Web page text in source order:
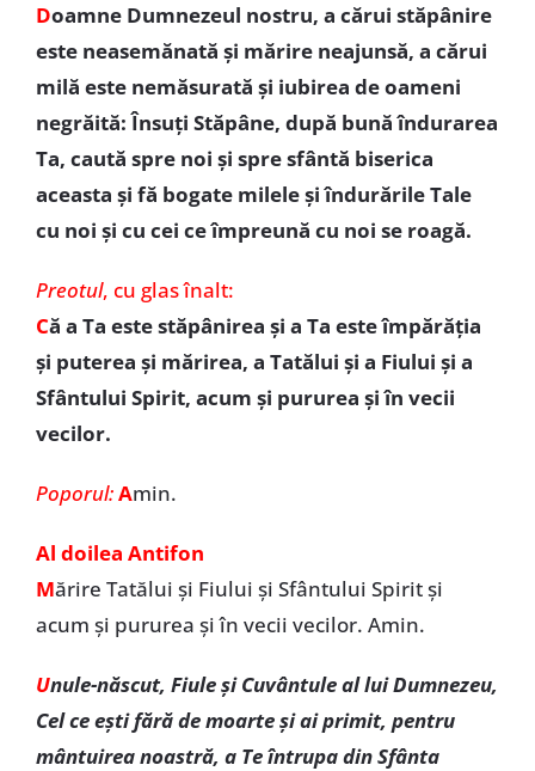
Doamne Dumnezeul nostru, a cărui stăpânire
este neasemănată şi mărire neajunsă, a cărui
milă este nemăsurată şi iubirea de oameni
negrăită: Însuţi Stăpâne, după bună îndurarea
Ta, caută spre noi şi spre sfântă biserica
aceasta şi fă bogate milele şi îndurările Tale
cu noi şi cu cei ce împreună cu noi se roagă.
Preotul, cu glas înalt:
Că a Ta este stăpânirea şi a Ta este împărăţia
şi puterea şi mărirea, a Tatălui şi a Fiului şi a
Sfântului Spirit, acum şi pururea şi în vecii
vecilor.
Poporul:Amin.
Al doilea Antifon
Mărire Tatălui şi Fiului şi Sfântului Spirit și
acum și pururea și în vecii vecilor. Amin.
Unule-născut, Fiule şi Cuvântule al lui Dumnezeu,
Cel ce eşti fără de moarte şi ai primit, pentru
mântuirea noastră, a Te întrupa din Sfânta